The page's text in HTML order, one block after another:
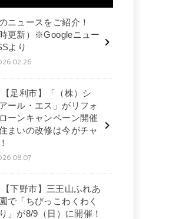
ニュースをご紹介！
時更新）※Googleニュー
より
【足利市】「（株）シ
ール・エス」がリフォ
ーンキャンペーン開催
まいの改修は今がチャ
【下野市】三王山ふれあ
で「ちびっこわくわく
」が8/9（日）に開催！